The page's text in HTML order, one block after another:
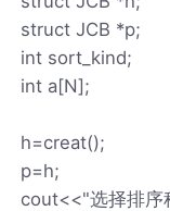
struct JCB *p;
int sort_kind;
int a[N];
h=creat();
p=h;
cout<<"选择排序